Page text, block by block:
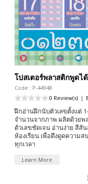
โปสเตอร์พลาสติกพูดไ
Code : P-44948
0 Review(s) |
ฝึกอ่านฝึกนับตัวเลขตั้งแต่
จำนวนจากภาพ ผลิตด้วยพ
ตัวเลขชัดเจน อ่านง่าย สีสั
ห้องเรียน เพื่อดึงดูดความส
ทุกเวลา
Learn More